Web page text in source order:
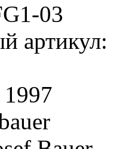
03
артикул: